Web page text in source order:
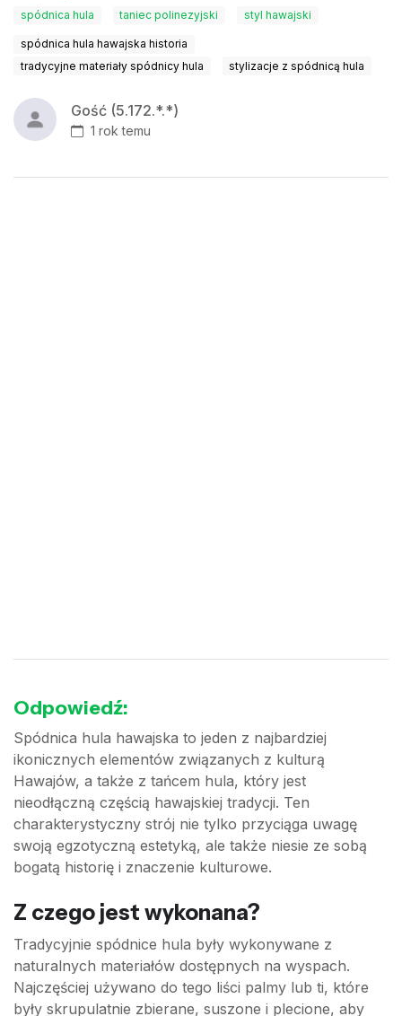
spódnica hula taniec polinezyjski styl hawajski
spódnica hula hawajska historia
tradycyjne materiały spódnicy hula
stylizacje z spódnicą hula
Gość (5.172.*.*)
1 rok temu
Odpowiedź:
Spódnica hula hawajska to jeden z najbardziej
ikonicznych elementów związanych z kulturą
Hawajów, a także z tańcem hula, który jest
nieodłączną częścią hawajskiej tradycji. Ten
charakterystyczny strój nie tylko przyciąga uwagę
swoją egzotyczną estetyką, ale także niesie ze sobą
bogatą historię i znaczenie kulturowe.
Z czego jest wykonana?
Tradycyjnie spódnice hula były wykonywane z
naturalnych materiałów dostępnych na wyspach.
Najczęściej używano do tego liści palmy lub ti, które
były skrupulatnie zbierane, suszone i plecione, aby